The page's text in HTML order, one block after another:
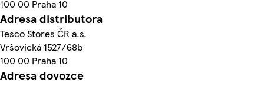
100 00 Praha 10
Adresa distributora
Tesco Stores ČR a.s.
Vršovická 1527/68b
100 00 Praha 10
Adresa dovozce